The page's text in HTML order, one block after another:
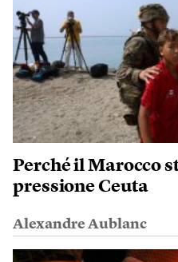
Perché il Marocco
pressione Ceuta
Alexandre Aublanc